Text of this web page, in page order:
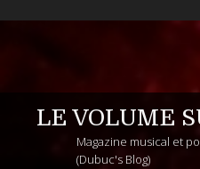
LE VOLUME
Magazine musical et
(Dubuc's Blog)